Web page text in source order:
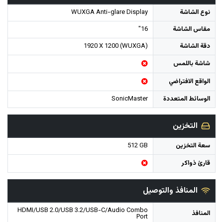
نوع الشاشة
WUXGA Anti-glare Display
مقاس الشاشة
16"
دقة الشاشة
1920 X 1200 (WUXGA)
شاشة باللمس
الواقع الافتراضي
الوسائط المتعددة
SonicMaster
التخزين
سعة التخزين
512 GB
قارئ ذواكر
المنافذ والتوصيل
المنافذ HDMI/USB 2.0/USB 3.2/USB-C/Audio Combo
Port